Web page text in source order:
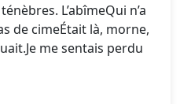
L’abîmeQui n’a
de cimeÉtait là, morne,
me sentais perdu